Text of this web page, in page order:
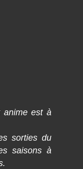
anime est à
sorties du
saisons à